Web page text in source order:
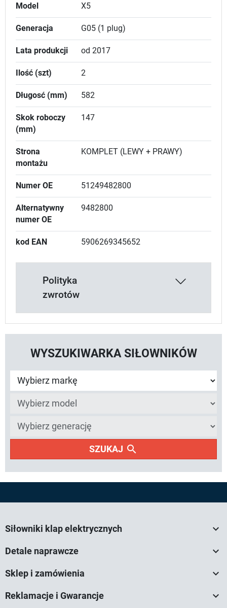
Model X5
Generacja G05 (1 plug)
Lata produkcji od 2017
Ilość (szt) 2
Długosć (mm) 582
Skok roboczy
(mm)
147
Strona
montażu
KOMPLET (LEWY + PRAWY)
Numer OE 51249482800
Alternatywny
numer OE
9482800
kod EAN 5906269345652
Polityka
zwrotów
WYSZUKIWARKA SIŁOWNIKÓW
SZUKAJ search
Siłowniki klap elektrycznych 
Detale naprawcze 
Sklep i zamówienia 
Reklamacje i Gwarancje 